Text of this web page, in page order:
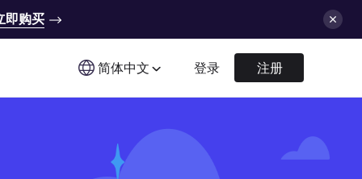
即购买
简体中文 登录 注册